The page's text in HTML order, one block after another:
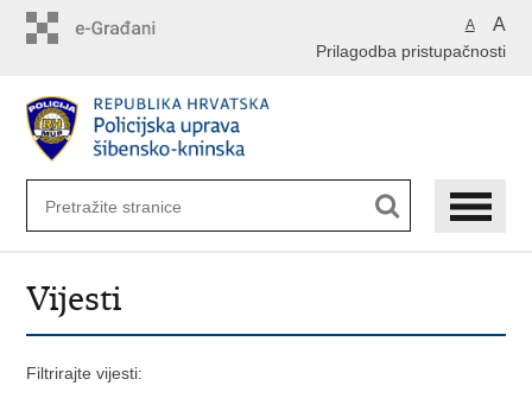
A A
Prilagodba pristupačnosti
Vijesti
Filtrirajte vijesti: